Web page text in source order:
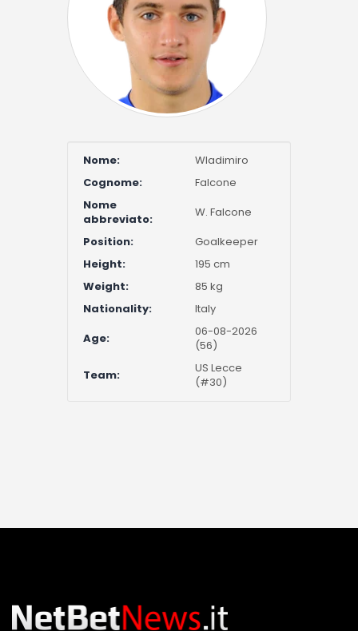
Nome:
Wladimiro
Cognome:
Falcone
Nome
abbreviato:
W. Falcone
Position:
Goalkeeper
Height:
195 cm
Weight:
85 kg
Nationality:
Italy
Age:
06-08-2026
(56)
Team:
US Lecce
(#30)